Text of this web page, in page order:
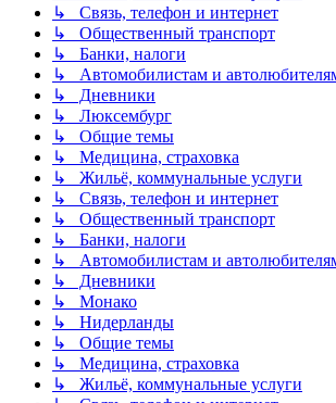
↳ Связь, телефон и интернет
↳ Общественный транспорт
↳ Банки, налоги
↳ Автомобилистам и
↳ Дневники
↳ Люксембург
↳ Общие темы
↳ Медицина, страховка
↳ Жильё, коммунальные услуги
↳ Связь, телефон и интернет
↳ Общественный транспорт
↳ Банки, налоги
↳ Автомобилистам и
↳ Дневники
↳ Монако
↳ Нидерланды
↳ Общие темы
↳ Медицина, страховка
↳ Жильё, коммунальные услуги